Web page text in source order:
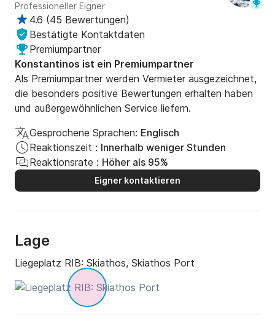
Professioneller Eigner
4.6 (45 Bewertungen)
Bestätigte Kontaktdaten
Premiumpartner
Konstantinos ist ein Premiumpartner
Als Premiumpartner werden Vermieter ausgezeichnet,
die besonders positive Bewertungen erhalten haben
und außergewöhnlichen Service liefern.
Gesprochene Sprachen: Englisch
Reaktionszeit : Innerhalb weniger Stunden
Reaktionsrate : Höher als 95%
Eigner kontaktieren
Lage
Liegeplatz RIB: Skiathos, Skiathos Port